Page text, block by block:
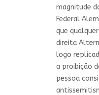
magnitude
Federal
que
direita
logo
a proibição
pessoa